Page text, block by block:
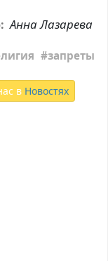
Анна Лазарева
запреты
в Новостях